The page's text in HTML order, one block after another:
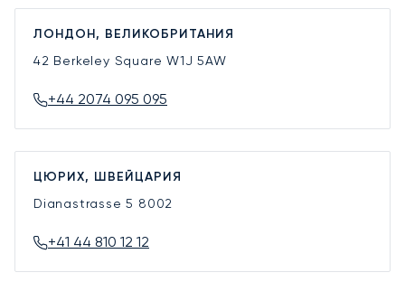
ЛОНДОН, ВЕЛИКОБРИТАНИЯ
42 Berkeley SquareW1J 5AW
+44 2074 095 095
ЦЮРИХ, ШВЕЙЦАРИЯ
Dianastrasse 5 8002
+41 44 810 12 12